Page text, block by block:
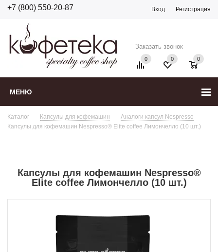
+7 (800) 550-20-87 Вход Регистрация
МЕНЮ
Заказать звонок
0 0
0
Каталог - Капсулы для кофемашин - Аналоги капсул Nespresso
-
Капсулы для кофемашин Nespresso® Elite coffee Лимончелло (10 шт.)
Капсулы для кофемашин Nespresso®
Elite coffee Лимончелло (10 шт.)